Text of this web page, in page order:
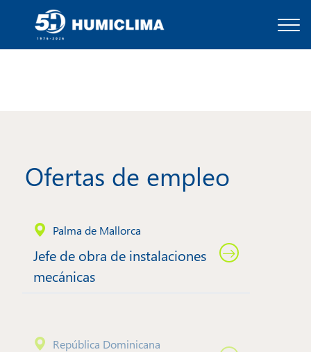
Ofertas de empleo
Palma de Mallorca
Jefe de obra de instalaciones
mecánicas
República Dominicana